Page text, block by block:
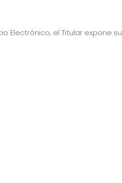
Electrónico, el Titular expone